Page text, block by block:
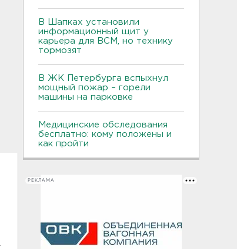
В Шапках установили
информационный щит у
карьера для ВСМ, но технику
тормозят
В ЖК Петербурга вспыхнул
мощный пожар – горели
машины на парковке
Медицинские обследования
бесплатно: кому положены и
как пройти
РЕКЛАМА